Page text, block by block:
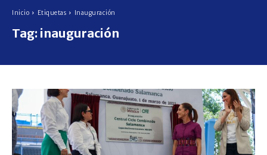
Inicio Etiquetas Inauguración
Tag: inauguración